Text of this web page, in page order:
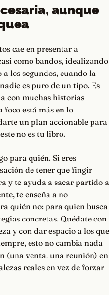
aunque
cae en presentar a
como bandos, idealizando
los segundos, cuando la
es puro de un tipo. Es
con muchas historias
foco está más en lo
un plan accionable para
no es tu libro.
para quién. Si eres
de tener que fingir
y te ayuda a sacar partido a
te enseña a no
quién no: para quien busca
concretas. Quédate con
y con dar espacio a los que
esto no cambia nada
(una venta, una reunión) en
reales en vez de forzar